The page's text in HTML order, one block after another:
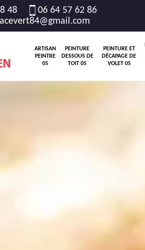
48
06 64 57 62 86
ARTISAN
PEINTRE
05
PEINTURE
DESSOUS DE
TOIT 05
PEINTURE ET
DÉCAPAGE DE
VOLET 05